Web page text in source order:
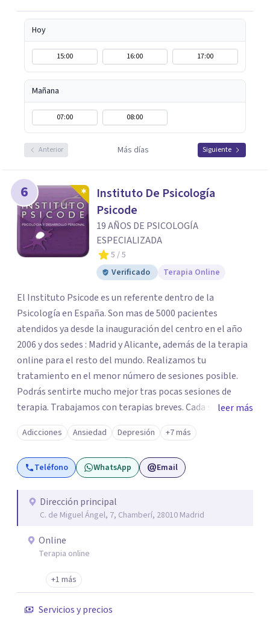
Hoy
15:00 16:00 17:00
Mañana
07:00 08:00
Anterior Más días Siguiente
6
Instituto De Psicología
Psicode
19 AÑOS DE PSICOLOGÍA
ESPECIALIZADA
5 / 5
Verificado
Terapia Online
El Instituto Psicode es un referente dentro de la
Psicología en España. Son mas de 5000 pacientes
atendidos ya desde la inauguración del centro en el año
2006 y dos sedes : Madrid y Alicante, además de la terapia
online para el resto del mundo. Realizamos tu
tratamiento en el menor número de sesiones posible.
Podrás sentirte mucho mejor tras pocas sesiones de
terapia. Trabajamos con terapias breves. Cada sesión de
terapia te resultará de utilidad y te ayudará a conseguir
tus objetivos. Entre nuestras especialidades destaca la
terapia de pareja y sexual, así como el tratamiento de
problemas emocionales, obsesiones, ansiedad , estrés,
además con un servicio de hipnosis regresiva para el
trabajo de "Terapia del Alma".
leer más
Adicciones Ansiedad Depresión +7 más
Teléfono WhatsApp Email
Dirección principal
C. de Miguel Ángel, 7, Chamberí, 28010 Madrid
Online
Terapia online
+1 más
Servicios y precios